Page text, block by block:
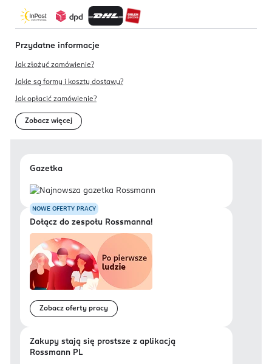
Przydatne informacje
Jak złożyć zamówienie?
Jakie są formy i koszty dostawy?
Jak opłacić zamówienie?
Zobacz więcej
Gazetka
NOWE OFERTY PRACY
Dołącz do zespołu Rossmanna!
Zobacz oferty pracy
Zakupy stają się prostsze z aplikacją
Rossmann PL